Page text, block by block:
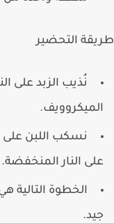
التحضير
نُذيب الزبد على
نسكب اللبن على
النار المنخفضة.
الخطوة التالية